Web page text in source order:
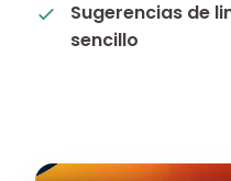
Sugerencias de
sencillo